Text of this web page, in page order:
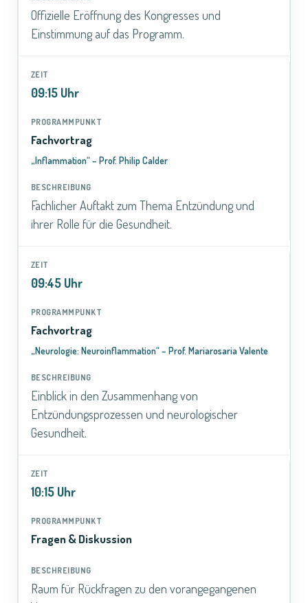
Offizielle Eröffnung des Kongresses und
Einstimmung auf das Programm.
09:15 Uhr
Fachvortrag
„Inflammation“ – Prof. Philip Calder
Fachlicher Auftakt zum Thema Entzündung und
ihrer Rolle für die Gesundheit.
09:45 Uhr
Fachvortrag
„Neurologie: Neuroinflammation“ – Prof. Mariarosaria Valente
Einblick in den Zusammenhang von
Entzündungsprozessen und neurologischer
Gesundheit.
10:15 Uhr
Fragen & Diskussion
Raum für Rückfragen zu den vorangegangenen